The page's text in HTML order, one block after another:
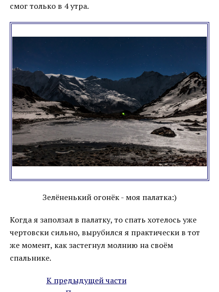
смог только в 4 утра.
Зелёненький огонёк - моя палатка:)
Когда я заползал в палатку, то спать хотелось уже
чертовски сильно, вырубился я практически в тот
же момент, как застегнул молнию на своём
спальнике.
К предыдущей части